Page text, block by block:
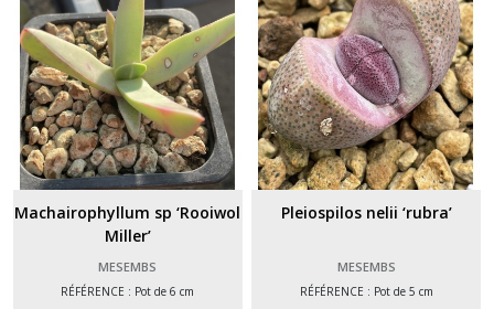
Machairophyllum sp ‘Rooiwol
Miller’
MESEMBS
RÉFÉRENCE : Pot de 6 cm
Pleiospilos nelii ‘rubra’
MESEMBS
RÉFÉRENCE : Pot de 5 cm